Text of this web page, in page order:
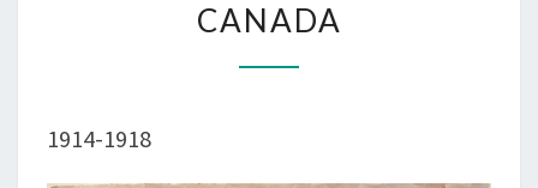
CANADA
1914-1918